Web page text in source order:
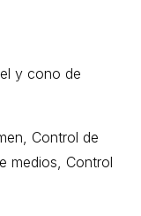
y cono de
Control de
medios, Control